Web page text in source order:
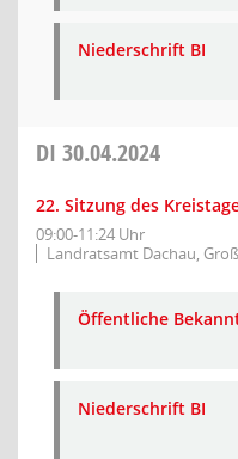
Niederschrift BI
DI 30.04.2024
22. Sitzung des
09:00-11:24 Uhr
Landratsamt Dachau,
Öffentliche
Niederschrift BI